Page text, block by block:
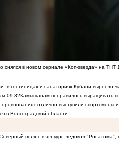
снялся в новом сериале «Коп-звезда» на ТНТ
в гостиницах и санаториях Кубани выросло
09:32Камышанам понравилось выращивать
отлично выступили спортсмены
в Волгоградской области
полюс взял курс ледокол